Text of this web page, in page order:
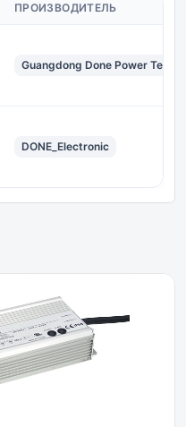
ПРОИЗВОДИТЕЛЬ
Guangdong Done Power
DONE_Electronic